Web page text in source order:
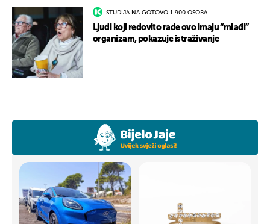
STUDIJA NA GOTOVO 1.900 OSOBA
Ljudi koji redovito rade ovo imaju “mlađi”
organizam, pokazuje istraživanje